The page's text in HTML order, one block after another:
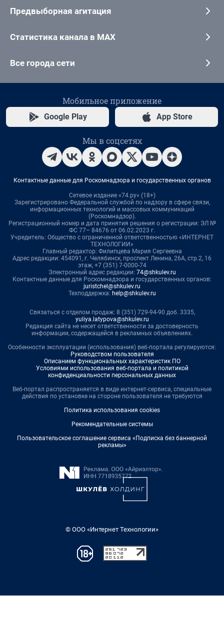
Предвыборная агитация
Статистика канала в MAX
Все города сети
Мобильное приложение
Google Play App Store
Мы в соцсетях
Контактные данные для Роскомнадзора и государственных органов
Сетевое издание «74.ру» (18+)
Зарегистрировано Федеральной службой по надзору в сфере связи,
информационных технологий и массовых коммуникаций
(Роскомнадзор).
Регистрационный номер и дата принятия решения о регистрации: ЭЛ №
ФС 77– 84676 от 06.02.2023 г.
Учредитель: Общество с ограниченной ответственностью «ИНТЕРНЕТ
ТЕХНОЛОГИИ»
Главный редактор: Филипцева Мария Сергеевна
Адрес редакции: 454091, г. Челябинск, проспект Ленина, 26А, стр.2, 16
этаж, +7 (351) 7-0000-74
Электронный адрес редакции: 74@shkulev.ru
Контактные данные для Роскомнадзора и государственных органов:
juristchel@shkulev.ru
Техподдержка: help@shkulev.ru
Связаться с отделом продаж: 8 (351) 729-94-90 доб. 3335,
yuliya.latypova@shkulev.ru
Редакция сайта не несет ответственности за достоверность
информации, содержащейся в рекламных объявлениях.
Особенности эксплуатации (использования) веб-портала регулируются:
Руководством пользователя
Описанием функциональных характеристик ПО
Условиями использования веб-портала и политикой
конфиденциальности персональных данных
Веб-портал распространяется в виде интернет-сервиса, специальные
действия по установке на стороне пользователя не требуются
Политика использования cookies
Рекомендательные системы
Пользовательское соглашение сервиса «Подписка без баннерной
рекламы»
© ООО «Интернет Технологии»